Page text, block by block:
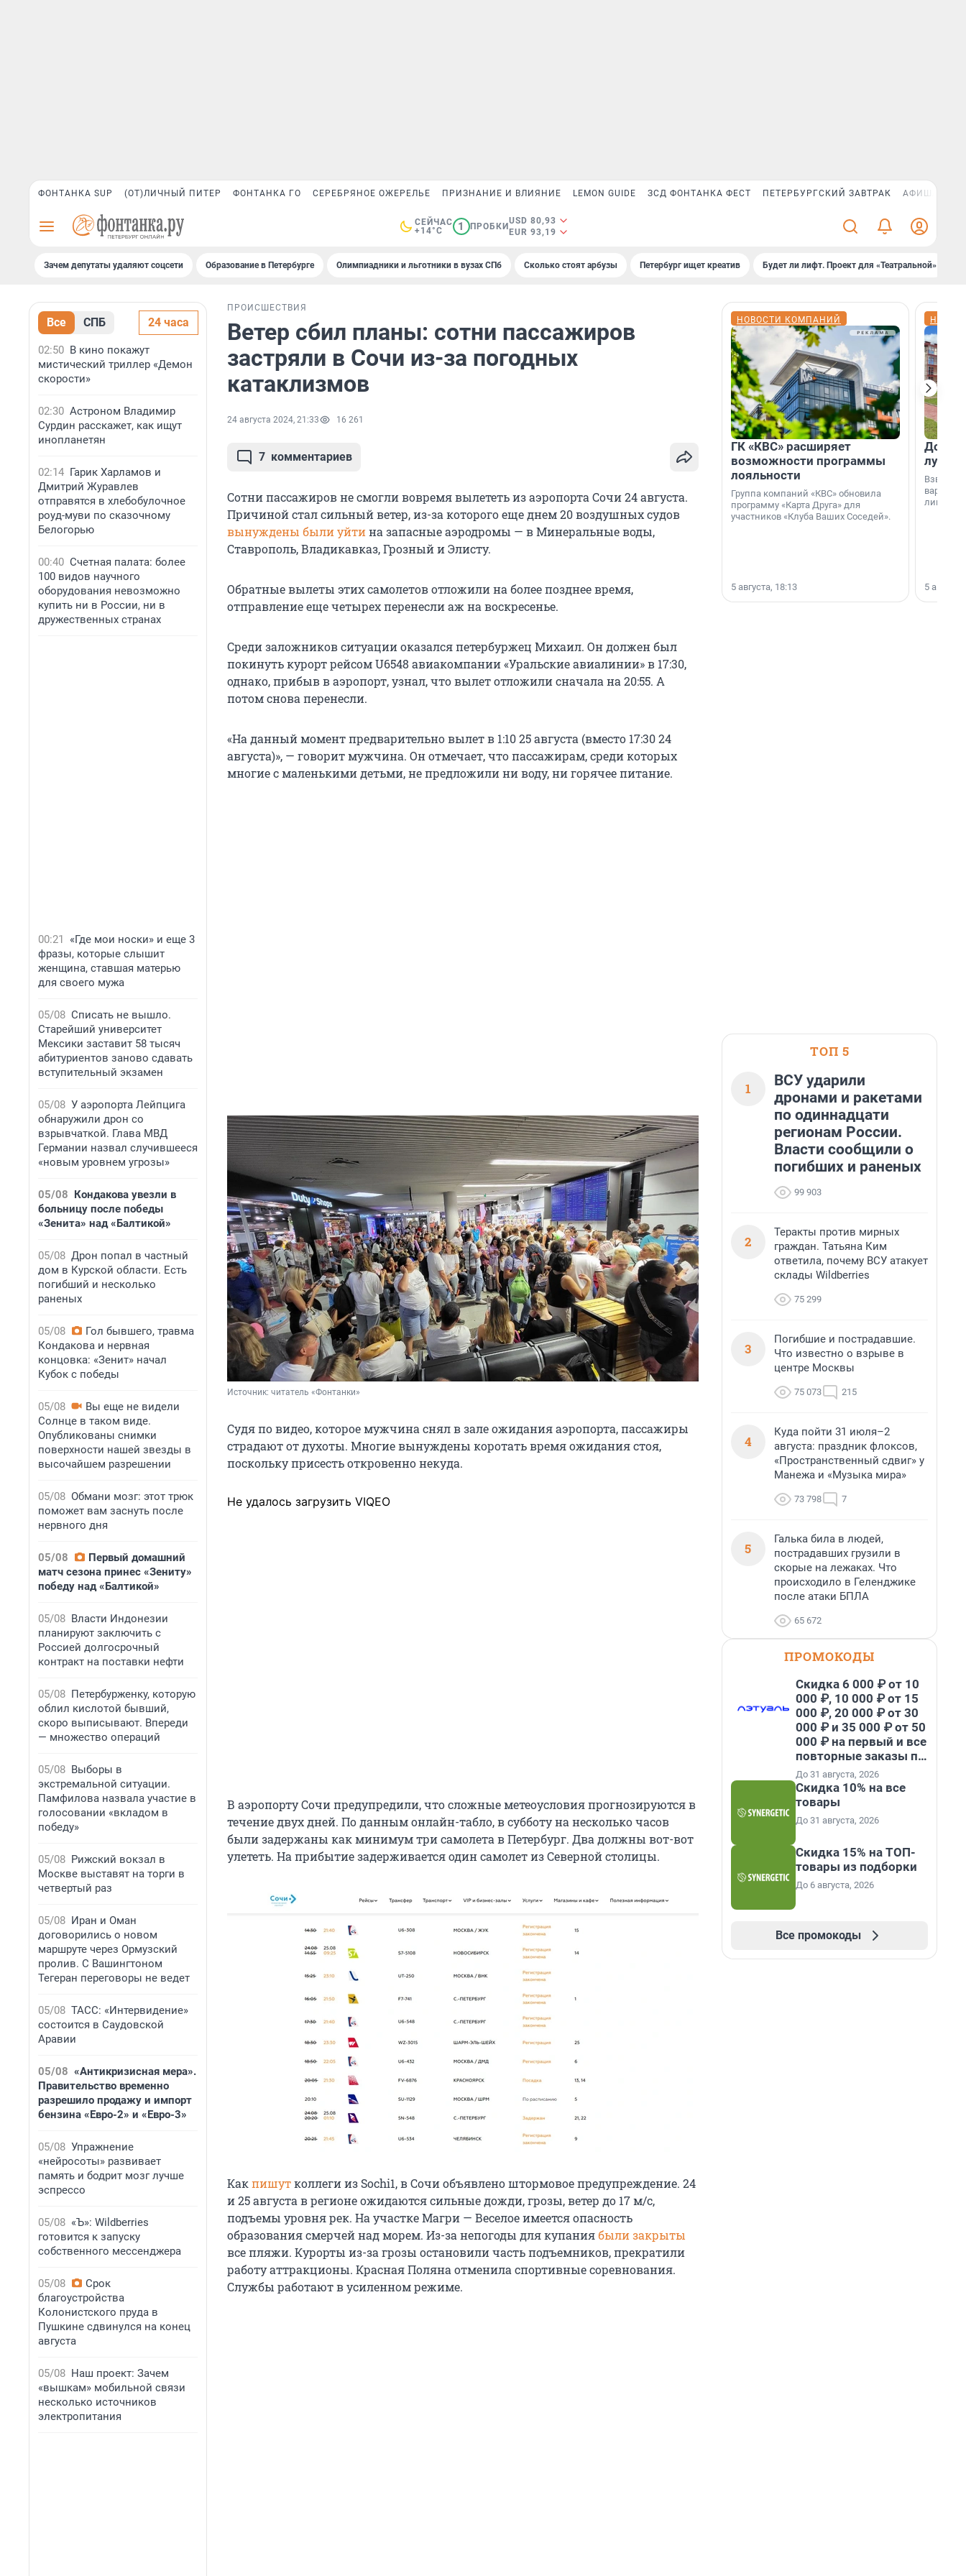
ФОНТАНКА SUP (ОТ)ЛИЧНЫЙ ПИТЕР ФОНТАНКА ГО СЕРЕБРЯНОЕ ОЖЕРЕЛЬЕ ПРИЗНАНИЕ И ВЛИЯНИЕ LEMON GUIDE ЗСД ФОНТАНКА ФЕСТ ПЕТЕРБУРГСКИЙ ЗАВТРАК АФИША PLUS
СЕЙЧАС
+14°C
1 ПРОБКИ
USD 80,93
EUR 93,19
Зачем депутаты удаляют соцсети Образование в Петербурге Олимпиадники и льготники в вузах СПб Сколько стоят арбузы Петербург ищет креатив Будет ли лифт. Проект для «Театральной»
Все СПБ 24 часа
02:50 В кино покажут
мистический триллер «Демон
скорости»
02:30 Астроном Владимир
Сурдин расскажет, как ищут
инопланетян
02:14 Гарик Харламов и
Дмитрий Журавлев
отправятся в хлебобулочное
роуд-муви по сказочному
Белогорью
00:40 Счетная палата: более
100 видов научного
оборудования невозможно
купить ни в России, ни в
дружественных странах
00:21
«Где мои носки» и еще 3
фразы, которые слышит
женщина, ставшая матерью
для своего мужа
05/08 Списать не вышло.
Старейший университет
Мексики заставит 58 тысяч
абитуриентов заново сдавать
вступительный экзамен
05/08 У аэропорта Лейпцига
обнаружили дрон со
взрывчаткой. Глава МВД
Германии назвал случившееся
«новым уровнем угрозы»
05/08 Кондакова увезли в
больницу после победы
«Зенита» над «Балтикой»
05/08 Дрон попал в частный
дом в Курской области. Есть
погибший и несколько
раненых
05/08
Гол бывшего, травма
Кондакова и нервная
концовка: «Зенит» начал
Кубок с победы
05/08
Вы еще не видели
Солнце в таком виде.
Опубликованы снимки
поверхности нашей звезды в
высочайшем разрешении
05/08 Обмани мозг: этот трюк
поможет вам заснуть после
нервного дня
05/08
Первый домашний
матч сезона принес «Зениту»
победу над «Балтикой»
05/08 Власти Индонезии
планируют заключить с
Россией долгосрочный
контракт на поставки нефти
05/08 Петербурженку, которую
облил кислотой бывший,
скоро выписывают. Впереди
— множество операций
05/08 Выборы в
экстремальной ситуации.
Памфилова назвала участие в
голосовании «вкладом в
победу»
05/08 Рижский вокзал в
Москве выставят на торги в
четвертый раз
05/08 Иран и Оман
договорились о новом
маршруте через Ормузский
пролив. С Вашингтоном
Тегеран переговоры не ведет
05/08 ТАСС: «Интервидение»
состоится в Саудовской
Аравии
05/08 «Антикризисная мера».
Правительство временно
разрешило продажу и импорт
бензина «Евро-2» и «Евро-3»
05/08 Упражнение
«нейросоты» развивает
память и бодрит мозг лучше
эспрессо
05/08 «Ъ»: Wildberries
готовится к запуску
собственного мессенджера
05/08
Срок
благоустройства
Колонистского пруда в
Пушкине сдвинулся на конец
августа
05/08 Наш проект: Зачем
«вышкам» мобильной связи
несколько источников
электропитания
ПРОИСШЕСТВИЯ
Ветер сбил планы: сотни пассажиров
застряли в Сочи из-за погодных
катаклизмов
24 августа 2024, 21:33 16 261
7 комментариев
Сотни пассажиров не смогли вовремя вылететь из аэропорта Сочи 24 августа.
Причиной стал сильный ветер, из-за которого еще днем 20 воздушных судов
вынуждены были уйтина запасные аэродромы — в Минеральные воды,
Ставрополь, Владикавказ, Грозный и Элисту.
Обратные вылеты этих самолетов отложили на более позднее время,
отправление еще четырех перенесли аж на воскресенье.
Среди заложников ситуации оказался петербуржец Михаил. Он должен был
покинуть курорт рейсом U6548 авиакомпании «Уральские авиалинии» в 17:30,
однако, прибыв в аэропорт, узнал, что вылет отложили сначала на 20:55. А
потом снова перенесли.
«На данный момент предварительно вылет в 1:10 25 августа (вместо 17:30 24
августа)», — говорит мужчина. Он отмечает, что пассажирам, среди которых
многие с маленькими детьми, не предложили ни воду, ни горячее питание.
Источник: читатель «Фонтанки»
Судя по видео, которое мужчина снял в зале ожидания аэропорта, пассажиры
страдают от духоты. Многие вынуждены коротать время ожидания стоя,
поскольку присесть откровенно некуда.
Не удалось загрузить VIQEO
В аэропорту Сочи предупредили, что сложные метеоусловия прогнозируются в
течение двух дней. По данным онлайн-табло, в субботу на несколько часов
были задержаны как минимум три самолета в Петербург. Два должны вот-вот
улететь. На прибытие задерживается один самолет из Северной столицы.
Какпишутколлеги из Sochi1, в Сочи объявлено штормовое предупреждение. 24
и 25 августа в регионе ожидаются сильные дожди, грозы, ветер до 17 м/с,
подъемы уровня рек. На участке Магри — Веселое имеется опасность
образования смерчей над морем. Из-за непогоды для купаниябыли закрыты
все пляжи. Курорты из-за грозы остановили часть подъемников, прекратили
работу аттракционы. Красная Поляна отменила спортивные соревнования.
Службы работают в усиленном режиме.
НОВОСТИ КОМПАНИЙ
ГК «КВС» расширяет
возможности программы
лояльности
Группа компаний «КВС» обновила
программу «Карта Друга» для
участников «Клуба Ваших Соседей».
5 августа, 18:13
Дом
лучше
лишнего
5
ТОП 5
1
ВСУ ударили
дронами и ракетами
по одиннадцати
регионам России.
Власти сообщили о
погибших и раненых
99 903
2
Теракты против мирных
граждан. Татьяна Ким
ответила, почему ВСУ атакует
склады Wildberries
75 299
3
Погибшие и пострадавшие.
Что известно о взрыве в
центре Москвы
75 073 215
4
Куда пойти 31 июля–2
августа: праздник флоксов,
«Пространственный сдвиг» у
Манежа и «Музыка мира»
73 798 7
5
Галька била в людей,
пострадавших грузили в
скорые на лежаках. Что
происходило в Геленджике
после атаки БПЛА
65 672
ПРОМОКОДЫ
Скидка 6 000 ₽ от 10
000 ₽, 10 000 ₽ от 15
000 ₽, 20 000 ₽ от 30
000 ₽ и 35 000 ₽ от 50
000 ₽ на первый и все
повторные заказы по
промокоду НАБЕРИ
До 31 августа, 2026
Скидка 10% на все
товары
До 31 августа, 2026
Скидка 15% на ТОП-
товары из подборки
До 6 августа, 2026
Все промокоды